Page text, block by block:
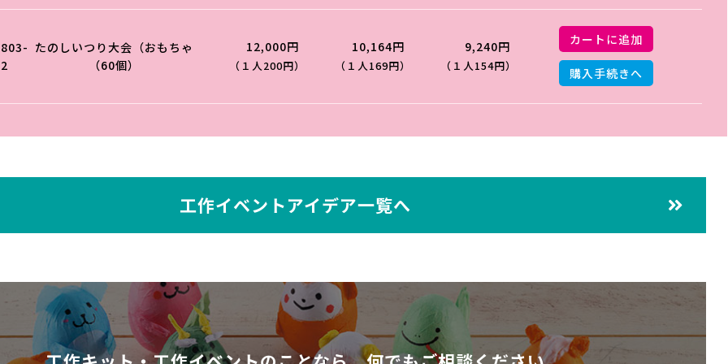
たのしいつり大会（おもちゃ
（60個）
12,000円
（１人200円）
10,164円
（１人169円）
9,240円
（１人154円）
カートに追加
購入手続きへ
工作イベントアイデア一覧へ